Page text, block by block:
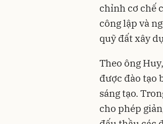
chỉnh cơ chế
công lập và
quỹ đất xây
Theo ông
được đào tạo
sáng tạo.
cho phép